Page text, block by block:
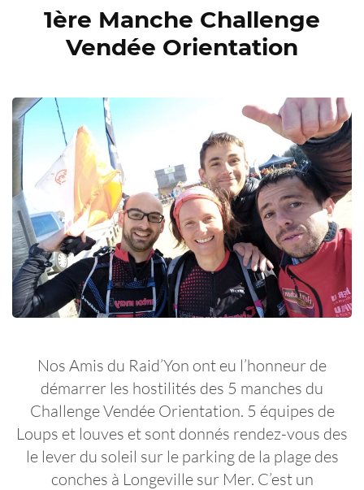
1ère Manche Challenge
Vendée Orientation
Nos Amis du Raid’Yon ont eu l’honneur de
démarrer les hostilités des 5 manches du
Challenge Vendée Orientation. 5 équipes de
Loups et louves et sont donnés rendez-vous des
le lever du soleil sur le parking de la plage des
conches à Longeville sur Mer. C’est un